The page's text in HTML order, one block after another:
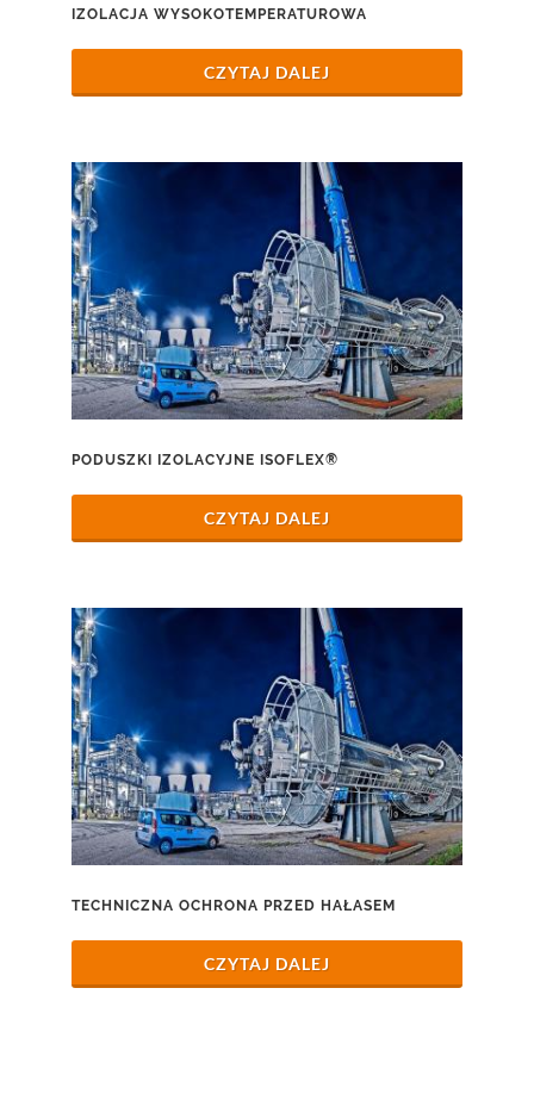
IZOLACJA WYSOKOTEMPERATUROWA
CZYTAJ DALEJ
PODUSZKI IZOLACYJNE ISOFLEX®
CZYTAJ DALEJ
TECHNICZNA OCHRONA PRZED HAŁASEM
CZYTAJ DALEJ